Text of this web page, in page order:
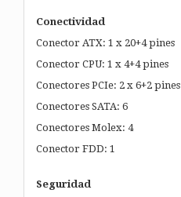
Conectividad
Conector ATX: 1 x 20+4 pines
Conector CPU: 1 x 4+4 pines
Conectores PCIe: 2 x 6+2 pines
Conectores SATA: 6
Conectores Molex: 4
Conector FDD: 1
Seguridad